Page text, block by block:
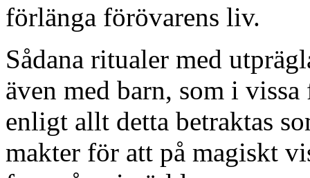
förlänga förövarens liv.
Sådana ritualer med
även med barn, som i
enligt allt detta betraktas
makter för att på magiskt